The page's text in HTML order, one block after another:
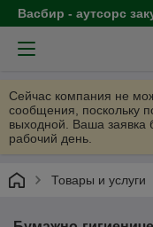
Васбир - аутсорс
Сейчас компания не
сообщения, поскольку
выходной. Ваша заявка
рабочий день.
Товары и услуги